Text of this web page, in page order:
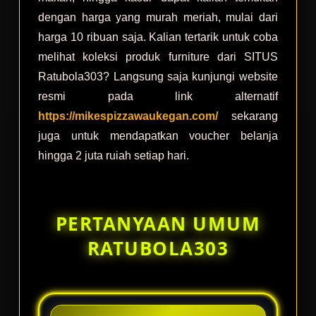
dengan harga yang murah meriah, mulai dari
harga 10 ribuan saja. Kalian tertarik untuk coba
melihat koleksi produk furniture dari SITUS
Ratubola303? Langsung saja kunjungi website
resmi pada link alternatif
https://mikespizzawaukegan.com/sekarang
juga untuk mendapatkan voucher belanja
hingga 2 juta ruiah setiap hari.
PERTANYAAN UMUM
RATUBOLA303